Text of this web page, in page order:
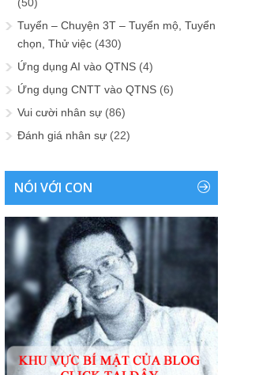
(50)
Tuyển – Chuyện 3T – Tuyển mộ, Tuyển
chọn, Thử việc (430)
Ứng dụng AI vào QTNS (4)
Ứng dụng CNTT vào QTNS (6)
Vui cười nhân sự (86)
Đánh giá nhân sự (22)
NÓI VỚI CON